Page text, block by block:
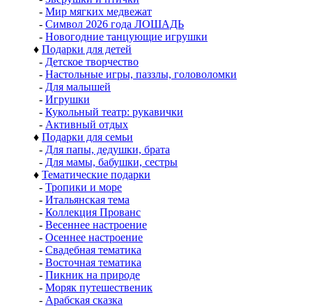
- Мир мягких медвежат
- Символ 2026 года ЛОШАДЬ
- Новогодние танцующие игрушки
♦ Подарки для детей
- Детское творчество
- Настольные игры, паззлы, головоломки
- Для малышей
- Игрушки
- Кукольный театр: рукавички
- Активный отдых
♦ Подарки для семьи
- Для папы, дедушки, брата
- Для мамы, бабушки, сестры
♦ Тематические подарки
- Тропики и море
- Итальянская тема
- Коллекция Прованс
- Весеннее настроение
- Осеннее настроение
- Свадебная тематика
- Восточная тематика
- Пикник на природе
- Моряк путешественик
- Арабская сказка